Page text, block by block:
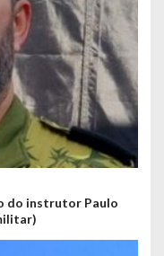
do instrutor Paulo